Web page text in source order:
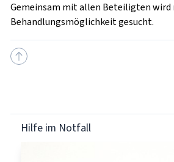
Gemeinsam mit allen Beteiligten wird
Behandlungsmöglichkeit gesucht.
Hilfe im Notfall